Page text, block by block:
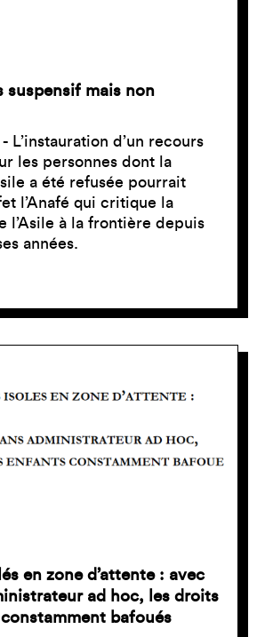
suspensif mais non
L’instauration d’un recours
les personnes dont la
a été refusée pourrait
l’Anafé qui critique la
l’Asile à la frontière depuis
années.
en zone d’attente : avec
ad hoc, les droits
bafoués